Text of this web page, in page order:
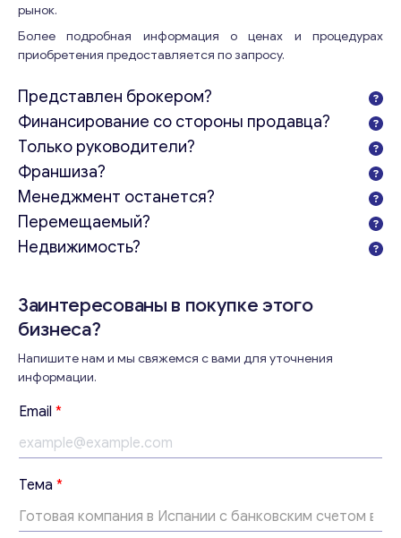
Свяжитесь со мной
рынок.
Более подробная информация о ценах и процедурах
приобретения предоставляется по запросу.
Представлен брокером?
Финансирование со стороны продавца?
Только руководители?
Франшиза?
Менеджмент останется?
Перемещаемый?
Недвижимость?
Заинтересованы в покупке этого
бизнеса?
Напишите нам и мы свяжемся с вами для уточнения
информации.
*
В
а
ш
е
Т
е
м
Email *
Тема *